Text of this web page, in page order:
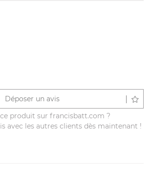
Déposer un avis
produit sur francisbatt.com ?
avec les autres clients dès maintenant !